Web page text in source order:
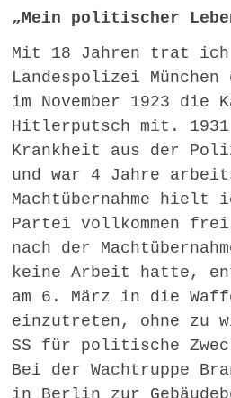
„Mein politischer
Mit 18 Jahren trat
Landespolizei München
im November 1923 die
Hitlerputsch mit. 1931
Krankheit aus der
und war 4 Jahre
Machtübernahme hielt
Partei vollkommen
nach der
keine Arbeit hatte,
am 6. März in die
einzutreten, ohne zu
SS für politische
Bei der Wachtruppe
in Berlin zur